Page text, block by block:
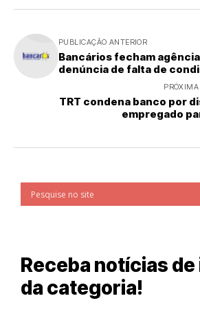
PUBLICAÇÃO ANTERIOR
Bancários fecham agência
denúncia de falta de
TRT condena banco por
empregado
Receba notícias
da categoria!